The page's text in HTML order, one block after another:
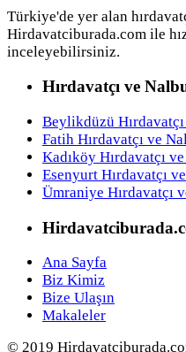
Türkiye'de yer alan
Hirdavatciburada.com ile
inceleyebilirsiniz.
Hırdavatçı ve
Beylikdüzü
Fatih Hırdavatçı ve
Kadıköy Hırdavatçı
Esenyurt Hırdavatçı
Ümraniye Hırdavatçı
Ana Sayfa
Biz Kimiz
Bize Ulaşın
Makaleler
© 2019